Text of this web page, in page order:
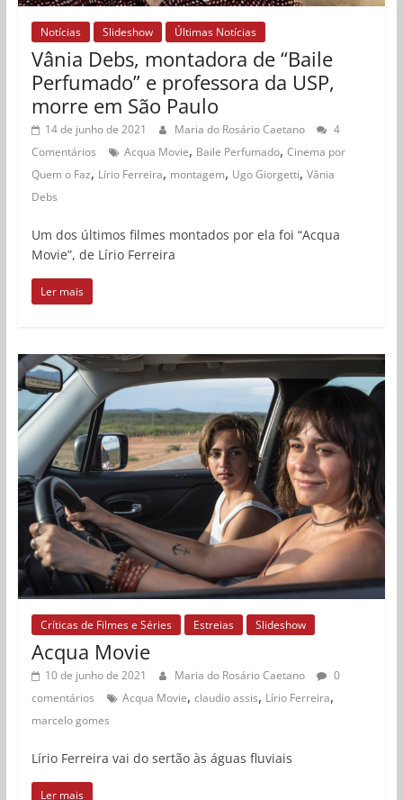
Notícias Slideshow Últimas Notícias
Vânia Debs, montadora de “Baile
Perfumado” e professora da USP,
morre em São Paulo
14 de junho de 2021 Maria do Rosário Caetano
4
Comentários
Acqua Movie, Baile Perfumado, Cinema por
Quem o Faz, Lírio Ferreira, montagem, Ugo Giorgetti, Vânia
Debs
Um dos últimos filmes montados por ela foi “Acqua
Movie”, de Lírio Ferreira
Ler mais
Críticas de Filmes e Séries Estreias Slideshow
Acqua Movie
10 de junho de 2021 Maria do Rosário Caetano
0
comentários
Acqua Movie, claudio assis, Lírio Ferreira,
marcelo gomes
Lírio Ferreira vai do sertão às águas fluviais
Ler mais